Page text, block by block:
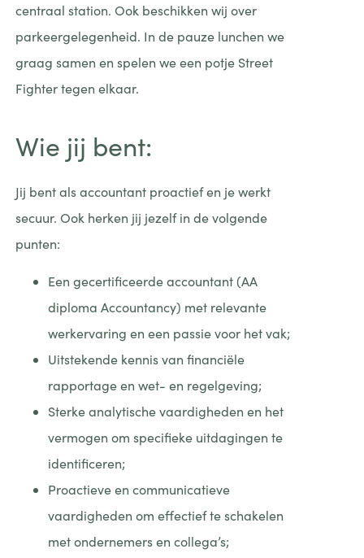
centraal station. Ook beschikken wij over
parkeergelegenheid. In de pauze lunchen we
graag samen en spelen we een potje Street
Fighter tegen elkaar.
Wie jij bent:
Jij bent als accountant proactief en je werkt
secuur. Ook herken jij jezelf in de volgende
punten:
Een gecertificeerde accountant (AA
diploma Accountancy) met relevante
werkervaring en een passie voor het vak;
Uitstekende kennis van financiële
rapportage en wet- en regelgeving;
Sterke analytische vaardigheden en het
vermogen om specifieke uitdagingen te
identificeren;
Proactieve en communicatieve
vaardigheden om effectief te schakelen
met ondernemers en collega’s;